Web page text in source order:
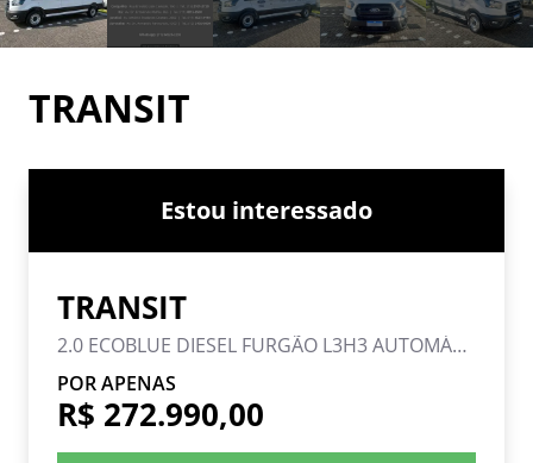
TRANSIT
Estou interessado
TRANSIT
2.0 ECOBLUE DIESEL FURGÃO L3H3 AUTOMÁTICO
POR APENAS
R$ 272.990,00